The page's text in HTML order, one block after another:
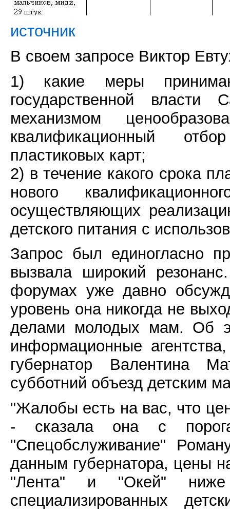
источник
В своем запросе Виктор
1) какие меры
государственной власти
механизмом
квалификационный
пластиковых карт;
2) в течение какого срока
нового
осуществляющих
детского питания с
Запрос был единогласно
вызвала широкий
форумах уже давно
уровень она никогда не
делами молодых мам. Об
информационные
губернатор Валентина
субботний объезд детским
"Жалобы есть на вас, что
- сказала она с
"Спецобслуживание"
данным губернатора, цены
"Лента" и "Окей"
специализированных